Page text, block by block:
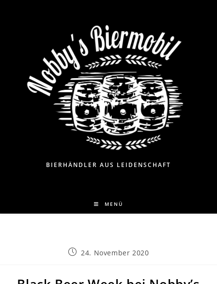
BIERHÄNDLER AUS LEIDENSCHAFT
MENÜ
24. November 2020